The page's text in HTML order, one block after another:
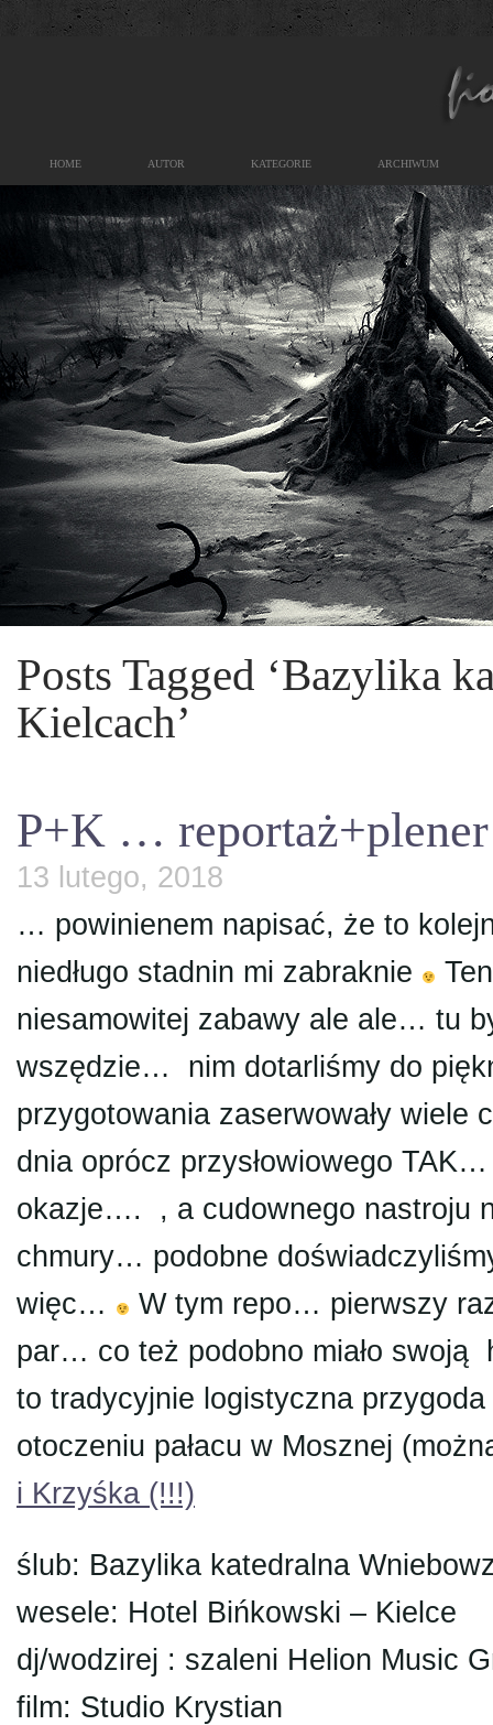
HOME AUTOR KATEGORIE ARCHIWUM
Posts Tagged ‘Bazylika
Kielcach’
P+K … reportaż+plener
13 lutego, 2018
… powinienem napisać, że to
niedługo stadnin mi zabraknie
niesamowitej zabawy ale ale… tu
wszędzie… nim dotarliśmy do
przygotowania zaserwowały
dnia oprócz przysłowiowego
okazje…. , a cudownego nastroju
chmury… podobne
więc…
W tym repo… pierwszy
par… co też podobno miało swoją
to tradycyjnie logistyczna
otoczeniu pałacu w Mosznej
i Krzyśka (!!!)
ślub: Bazylika katedralna
wesele: Hotel Bińkowski – Kielce
dj/wodzirej : szaleni Helion Music
film: Studio Krystian